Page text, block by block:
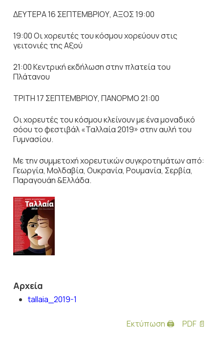
ΔΕΥΤΕΡΑ 16 ΣΕΠΤΕΜΒΡΙΟΥ, ΑΞΟΣ 19:00
19:00 Οι χορευτές του κόσμου χορεύουν στις
γειτονιές της Αξού
21:00 Κεντρική εκδήλωση στην πλατεία του
Πλάτανου
ΤΡΙΤΗ 17 ΣΕΠΤΕΜΒΡΙΟΥ, ΠΑΝΟΡΜΟ 21:00
Οι χορευτές του κόσμου κλείνουν με ένα μοναδικό
σόου το φεστιβάλ «Ταλλαία 2019» στην αυλή του
Γυμνασίου.
Με την συμμετοχή χορευτικών συγκροτημάτων από:
Γεωργία, Μολδαβία, Ουκρανία, Ρουμανία, Σερβία,
Παραγουάη &Eλλάδα.
Αρχεία
tallaia_2019-1
Εκτύπωση 🖨 PDF 📄